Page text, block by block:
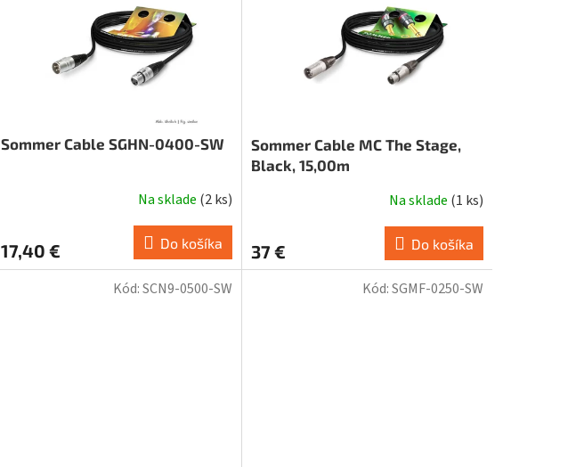
Sommer Cable SGHN-0400-SW
Na sklade (2 ks)
17,40 € Do košíka
Sommer Cable MC The Stage,
Black, 15,00m
Na sklade (1 ks)
37 € Do košíka
Kód:SCN9-0500-SW Kód:SGMF-0250-SW